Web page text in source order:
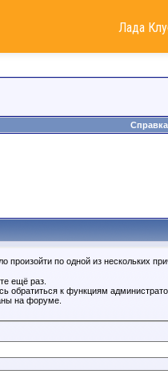
Лада
Справка
произойти по одной из нескольких
ещё раз.
обратиться к функциям
на форуме.